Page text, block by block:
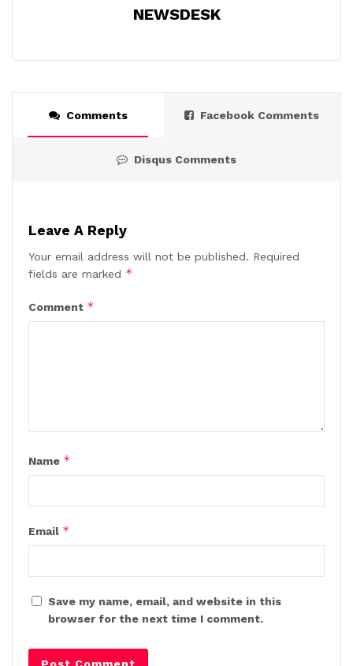
NEWSDESK
Comments Facebook Comments
Disqus Comments
Leave A Reply
Your email address will not be published. Required
fields are marked *
Comment *
Name *
Email *
Save my name, email, and website in this
browser for the next time I comment.